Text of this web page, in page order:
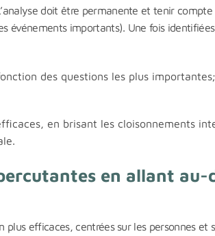
doit être permanente et tenir compte
événements importants). Une fois
des questions les plus importantes;
en brisant les cloisonnements
en allant au-
efficaces, centrées sur les personnes et